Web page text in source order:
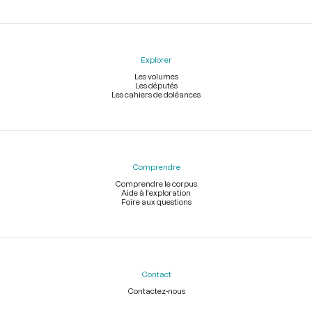
Explorer
Les volumes
Les députés
Les cahiers de doléances
Comprendre
Comprendre le corpus
Aide à l'exploration
Foire aux questions
Contact
Contactez-nous